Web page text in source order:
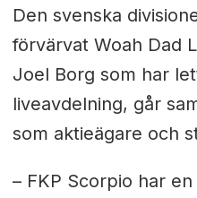
Den svenska
förvärvat Woah Dad
Joel Borg som har
liveavdelning, går
som aktieägare och
– FKP Scorpio har